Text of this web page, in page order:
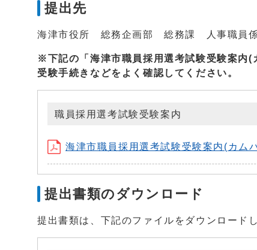
提出先
海津市役所 総務企画部 総務課 人事職員
※下記の「海津市職員採用選考試験受験案内(
受験手続きなどをよく確認してください。
職員採用選考試験受験案内
海津市職員採用選考試験受験案内(カ
提出書類のダウンロード
提出書類は、下記のファイルをダウンロード